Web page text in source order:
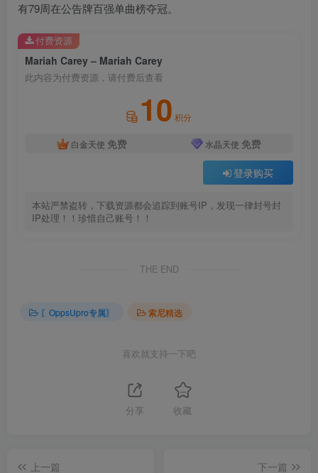
有79周在公告牌百强单曲榜夺冠。
Mariah Carey – Mariah Carey
此内容为付费资源，请付费后查看
10 积分
白金天使 免费 水晶天使 免费
登录购买
本站严禁盗转，下载资源都会追踪到账号IP，发现一律封号封
IP处理！！珍惜自己账号！！
付费资源
THE END
〖OppsUpro专属〗 索尼精选
喜欢就支持一下吧
分享 收藏
上一篇
下一篇